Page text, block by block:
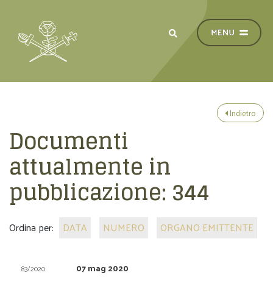
Indietro
Documenti
attualmente in
pubblicazione: 344
Ordina per: DATA NUMERO ORGANO EMITTENTE
83/2020 07 mag 2020